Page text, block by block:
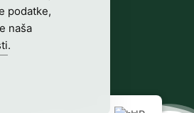
podatke,
naša
.